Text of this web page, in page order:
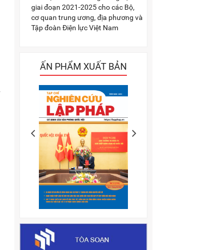
giai đoạn 2021-2025 cho các Bộ,
cơ quan trung ương, địa phương và
Tập đoàn Điện lực Việt Nam
ẤN PHẨM XUẤT BẢN